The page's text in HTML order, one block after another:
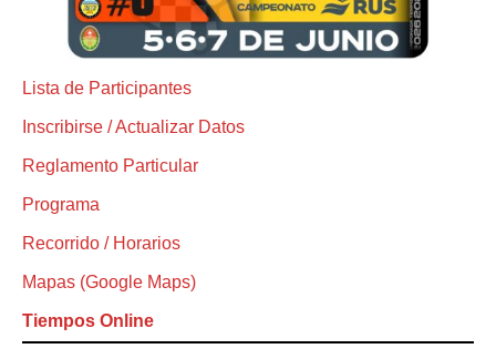
Lista de Participantes
Inscribirse / Actualizar Datos
Reglamento Particular
Programa
Recorrido / Horarios
Mapas (Google Maps)
Tiempos Online